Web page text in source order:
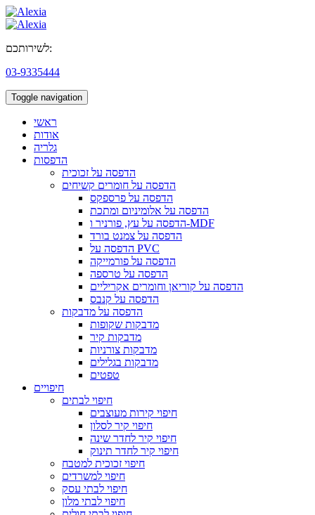
לשירותכם:
03-9335444
Toggle navigation
ראשי
אודות
גלריה
הדפסות
הדפסה על זכוכית
הדפסה על חומרים קשיחים
הדפסה על פרספקס
הדפסה על אלומיניום ומתכת
הדפסה על עץ, פורניר ו-MDF
הדפסה על צמנט בורד
הדפסה על PVC
הדפסה על פורמייקה
הדפסה על טרספה
הדפסה על קוריאן וחומרים אקריליים
הדפסה על קנבס
הדפסה על מדבקות
מדבקות שקופות
מדבקות קיר
מדבקות צורניות
מדבקות בגלילים
טפטים
חיפויים
חיפוי לבתים
חיפוי קירות מעוצבים
חיפוי קיר לסלון
חיפוי קיר לחדר שינה
חיפוי קיר לחדר תינוק
חיפוי זכוכית למטבח
חיפוי למשרדים
חיפוי לבתי עסק
חיפוי לבתי מלון